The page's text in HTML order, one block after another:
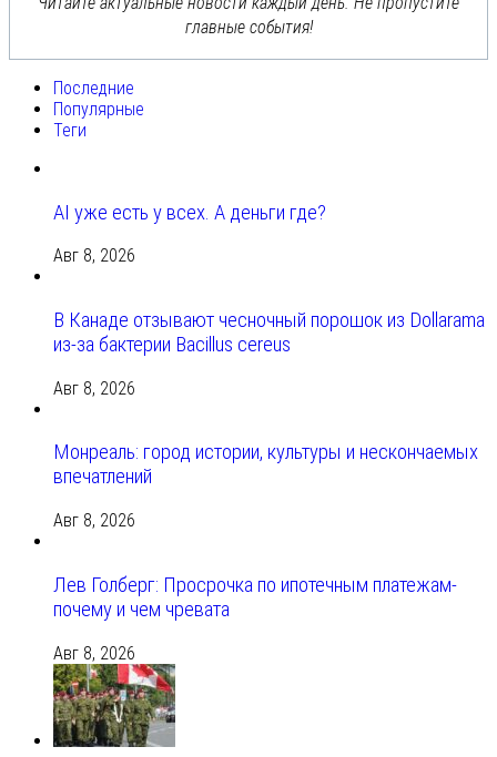
главные события!
Последние
Популярные
Теги
AI уже есть у всех. А деньги где?
Авг 8, 2026
В Канаде отзывают чесночный порошок из Dollarama
из-за бактерии Bacillus cereus
Авг 8, 2026
Монреаль: город истории, культуры и нескончаемых
впечатлений
Авг 8, 2026
Лев Голберг: Просрочка по ипотечным платежам-
почему и чем чревата
Авг 8, 2026